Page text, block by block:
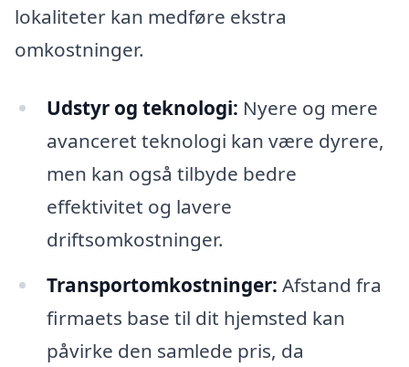
lokaliteter kan medføre ekstra
omkostninger.
Udstyr og teknologi: Nyere og mere
avanceret teknologi kan være dyrere,
men kan også tilbyde bedre
effektivitet og lavere
driftsomkostninger.
Transportomkostninger: Afstand fra
firmaets base til dit hjemsted kan
påvirke den samlede pris, da